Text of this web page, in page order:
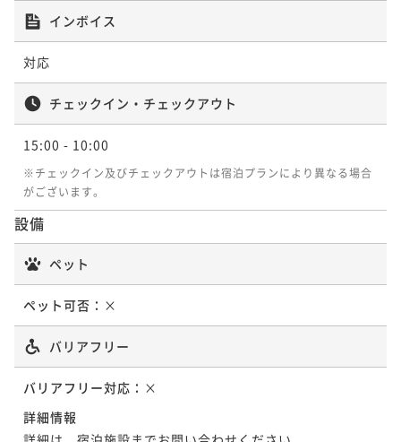
ポイントアップ
【井筒楼】贅沢に海の恵みを堪能！至福の夕食「郷土
二食付き 現地決済可
ポイント即利用で最大7％OFF
ポイントアップ
【井筒楼】【菜食を愉しむ】厳選野菜をふんだんに！
カラダに優しい料理でデトックスのひと時「ヴィーガ
ン会席プラン」
二食付き 現地決済可 事前決済可
インボイス
対応
チェックイン・チェックアウト
15:00 - 10:00
※チェックイン及びチェックアウトは宿泊プランにより異なる場合
がございます。
設備
ペット
ペット可否： ×
バリアフリー
バリアフリー対応： ×
詳細情報